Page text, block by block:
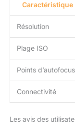
Caractéristique
Résolution
Plage ISO
Points d’autofocus
Connectivité
Les avis des